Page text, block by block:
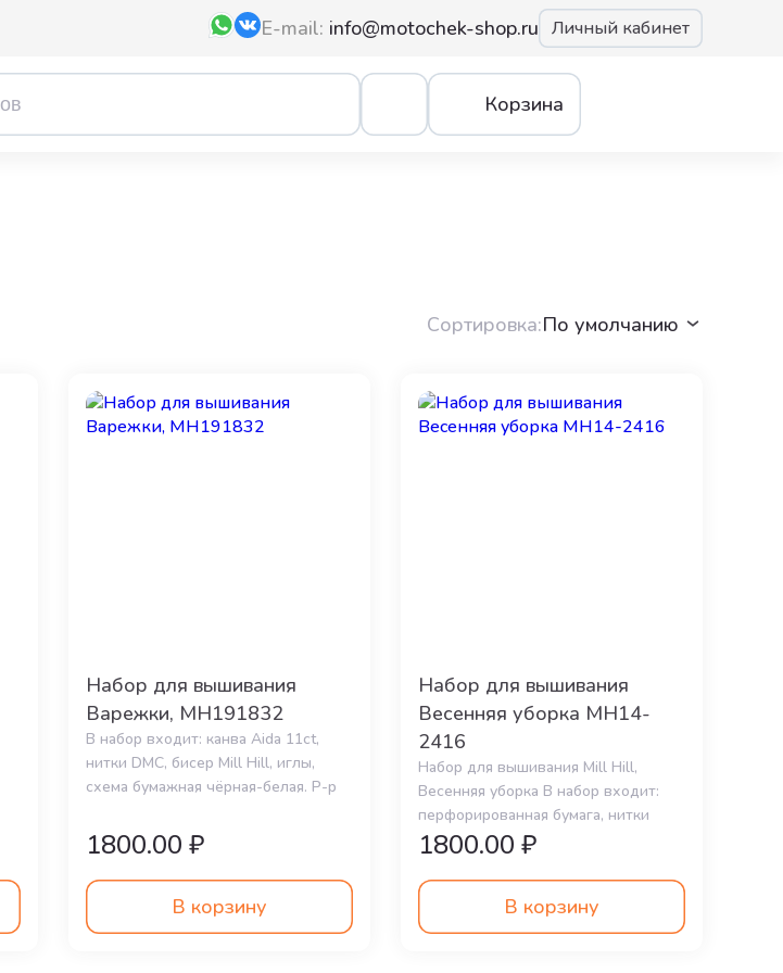
E-mail: info@motochek-shop.ru Личный кабинет
Корзина
Сортировка:По умолчанию
Набор для вышивания
Варежки, MH191832
В набор входит: канва Aida 11ct,
нитки DMC, бисер Mill Hill, иглы,
схема бумажная чёрная-белая. Р-р
1800.00 ₽
В корзину
Набор для вышивания
Весенняя уборка MH14-
2416
Набор для вышивания Mill Hill,
Весенняя уборка В набор входит:
перфорированная бумага, нитки
DMC, б
1800.00 ₽
В корзину